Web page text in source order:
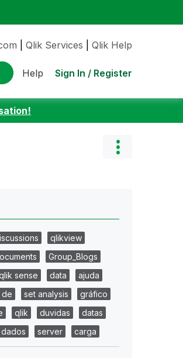
Qlik Services Qlik Help
Help Sign In / Register
qlikview
Group_Blogs
sense data
ajuda
de set analysis
gráfico
qlik duvidas
datas
dados server carga